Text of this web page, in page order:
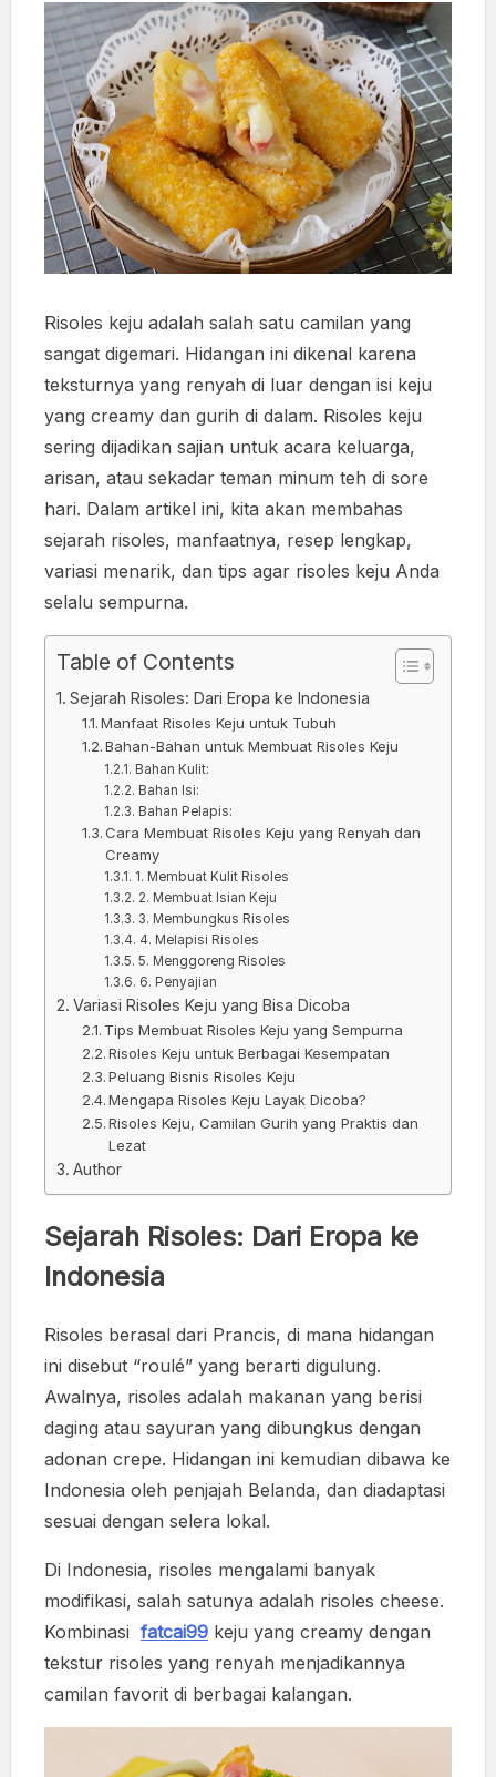
Risoles keju adalah salah satu camilan yang
sangat digemari. Hidangan ini dikenal karena
teksturnya yang renyah di luar dengan isi keju
yang creamy dan gurih di dalam. Risoles keju
sering dijadikan sajian untuk acara keluarga,
arisan, atau sekadar teman minum teh di sore
hari. Dalam artikel ini, kita akan membahas
sejarah risoles, manfaatnya, resep lengkap,
variasi menarik, dan tips agar risoles keju Anda
selalu sempurna.
Table of Contents
Sejarah Risoles: Dari Eropa ke Indonesia
Manfaat Risoles Keju untuk Tubuh
Bahan-Bahan untuk Membuat Risoles Keju
Bahan Kulit:
Bahan Isi:
Bahan Pelapis:
Cara Membuat Risoles Keju yang Renyah dan
Creamy
1. Membuat Kulit Risoles
2. Membuat Isian Keju
3. Membungkus Risoles
4. Melapisi Risoles
5. Menggoreng Risoles
6. Penyajian
Variasi Risoles Keju yang Bisa Dicoba
Tips Membuat Risoles Keju yang Sempurna
Risoles Keju untuk Berbagai Kesempatan
Peluang Bisnis Risoles Keju
Mengapa Risoles Keju Layak Dicoba?
Risoles Keju, Camilan Gurih yang Praktis dan
Lezat
Author
Sejarah Risoles: Dari Eropa ke
Indonesia
Risoles berasal dari Prancis, di mana hidangan
ini disebut “roulé” yang berarti digulung.
Awalnya, risoles adalah makanan yang berisi
daging atau sayuran yang dibungkus dengan
adonan crepe. Hidangan ini kemudian dibawa ke
Indonesia oleh penjajah Belanda, dan diadaptasi
sesuai dengan selera lokal.
Di Indonesia, risoles mengalami banyak
modifikasi, salah satunya adalah risoles cheese.
Kombinasi fatcai99 keju yang creamy dengan
tekstur risoles yang renyah menjadikannya
camilan favorit di berbagai kalangan.